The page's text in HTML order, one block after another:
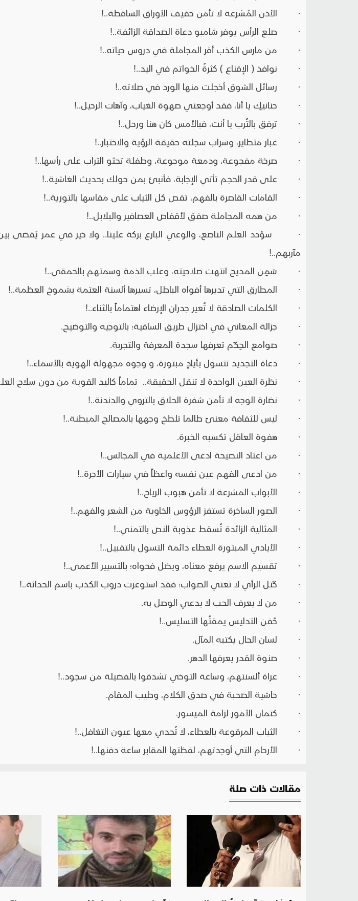
· الأذن المُشرعة لا تأمن حفيف الأوراق الساقطة..!
· صلع الرأس يوفر شامبو دعاة الصداقة الزائفة..!
· من مارس الكذب أقر المجاملة في دروس حياته..!
· نوافذ ( الإقناع ) كثرةُ الخواتم في اليد..!
· رسائل الشوق أخجلت منها الورد في صلاته..!
· حنانيكِ يا أنا، فقد أوجعني صهوة الغياب، وآهات الرحيل..!
· ترفق بالتُرب يا أنت، فبالأمس كان هنا ورحل..!
· غبار متطاير، وسراب سجلته حقيقة الرؤية والاختبار..!
· صرخة مفجوعة، ودمعة موجوعة، وطفلة تحثو التراب على رأسها..!
· على قدر الحجم تأتي الإجابة، فأنبئ بمن حولك بحديث الغاشية..!
· القامات القاصرة بالفهم، تقص كل الثياب على مقاسها بالتورية..!
· من همه المجاملة صفق لأقفاص العصافير والبلابل..!
· سؤدد العلم الناصع، والوعي البارع بركة علينا.. ولا خير في عمر يُقضى
مآربهم..!
· سَمِن المديح انتهت صلاحيته، وعلب الذمة وسمتهم بالحمقى..!
· المطارق التي تديرها أفواه الباطل، تسيرها ألسنة العتمة بشموخ العظمة..!
· الكلمات الصادقة لا تُعير جدران الإرضاء اهتماماً بالثناء..!
· جزالة المعاني في اختزال طريق الساقية؛ بالتوجيه والتوضيح.
· صوامع الحِكَم تعرفها سجدة المعرفة والتجربة.
· دعاة التجديد تتسول بأيادٍ مبتورة، و وجوه مجهولة الهوية بالأسماء..!
· نظرة العين الواحدة لا تنقل الحقيقة.. تماماً كاليد القوية من دون سلاح
· نضارة الوجه لا تأمن شفرة الحلاق بالتروي والدندنة..!
· ليس للثقافة معنىً طالما تلطخ وجهها بالمصالح المبطنة..!
· هفوة العاقل تكسبه الخبرة.
· من اعتاد النصيحة ادعى الأعلمية في المجالس..!
· من ادعى الفهم عين نفسه واعظاً في سيارات الأجرة..!
· الأبواب المشرعة لا تأمن هبوب الرياح..!
· الصور الساخرة تستفز الرؤوس الخاوية من الشعر والفهم..!
· المثالية الزائدة تُسقط عذوبة النص بالتمني..!
· الأيادي المبتورة العطاء دائمة التسول بالتقبيل..!
· تقسيم الاسم يرفع معناه، ويضل فحواه؛ بالتسيير الأعمى..!
· كُتل الرأي لا تعني الصواب؛ فقد استوعرت دروب الكذب باسم الحداثة..!
· من لا يعرف الحب لا يدعي الوصل به.
· حُفن التدليس يمقتُها التسليس..!
· لسان الحال يكتبه المآل.
· صنوة القدر يعرفها الدهر.
· عراة ألسنتهم، وساعة التوخي تشدقوا بالفضيلة من سجود..!
· حاشية الصحبة في صدق الكلام، وطيب المقام.
· كتمان الأمور لزامة الميسور.
· الثياب المرقوعة بالعطاء، لا تُجدي معها عيون التغافل..!
· الأرحام التي أوجدتهم، لفظتها المقابر ساعة دفنها..!
مقالات ذات صلة